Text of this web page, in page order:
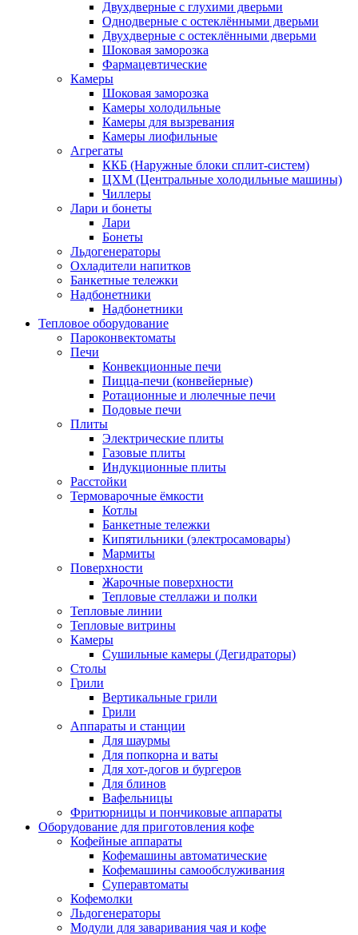
Двухдверные с глухими дверьми
Однодверные с остеклёнными дверьми
Двухдверные с остеклёнными дверьми
Шоковая заморозка
Фармацевтические
Камеры
Шоковая заморозка
Камеры холодильные
Камеры для вызревания
Камеры лиофильные
Агрегаты
ККБ (Наружные блоки сплит-систем)
ЦХМ (Центральные холодильные машины)
Чиллеры
Лари и бонеты
Лари
Бонеты
Льдогенераторы
Охладители напитков
Банкетные тележки
Надбонетники
Надбонетники
Тепловое оборудование
Пароконвектоматы
Печи
Конвекционные печи
Пицца-печи (конвейерные)
Ротационные и люлечные печи
Подовые печи
Плиты
Электрические плиты
Газовые плиты
Индукционные плиты
Расстойки
Термоварочные ёмкости
Котлы
Банкетные тележки
Кипятильники (электросамовары)
Мармиты
Поверхности
Жарочные поверхности
Тепловые стеллажи и полки
Тепловые линии
Тепловые витрины
Камеры
Сушильные камеры (Дегидраторы)
Столы
Грили
Вертикальные грили
Грили
Аппараты и станции
Для шаурмы
Для попкорна и ваты
Для хот-догов и бургеров
Для блинов
Вафельницы
Фритюрницы и пончиковые аппараты
Оборудование для приготовления кофе
Кофейные аппараты
Кофемашины автоматические
Кофемашины самообслуживания
Суперавтоматы
Кофемолки
Льдогенераторы
Модули для заваривания чая и кофе